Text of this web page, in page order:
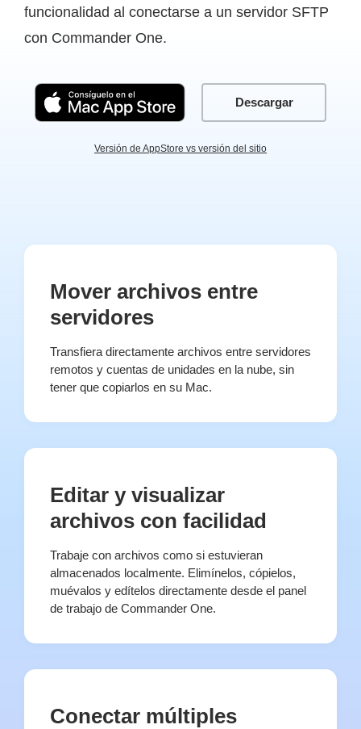
funcionalidad al conectarse a un servidor SFTP
con Commander One.
Descargar
Versión de AppStore vs versión del sitio
Mover archivos entre
servidores
Transfiera directamente archivos entre servidores
remotos y cuentas de unidades en la nube, sin
tener que copiarlos en su Mac.
Editar y visualizar
archivos con facilidad
Trabaje con archivos como si estuvieran
almacenados localmente. Elimínelos, cópielos,
muévalos y edítelos directamente desde el panel
de trabajo de Commander One.
Conectar múltiples